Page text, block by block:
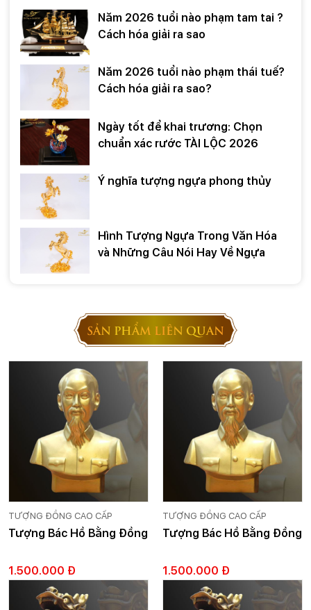
Năm 2026 tuổi nào phạm tam tai ?
Cách hóa giải ra sao
Năm 2026 tuổi nào phạm thái tuế?
Cách hóa giải ra sao?
Ngày tốt để khai trương: Chọn
chuẩn xác rước TÀI LỘC 2026
Ý nghĩa tượng ngựa phong thủy
Hình Tượng Ngựa Trong Văn Hóa
và Những Câu Nói Hay Về Ngựa
SẢN PHẨM LIÊN QUAN
TƯỢNG ĐỒNG CAO CẤP
Tượng Bác Hồ Bằng Đồng
1.500.000 Đ
TƯỢNG ĐỒNG CAO CẤP
Tượng Bác Hồ Bằng Đồng
1.500.000 Đ